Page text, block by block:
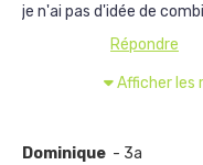
je n'ai pas d'idée de
Répondre
Afficher les
Dominique - 3a